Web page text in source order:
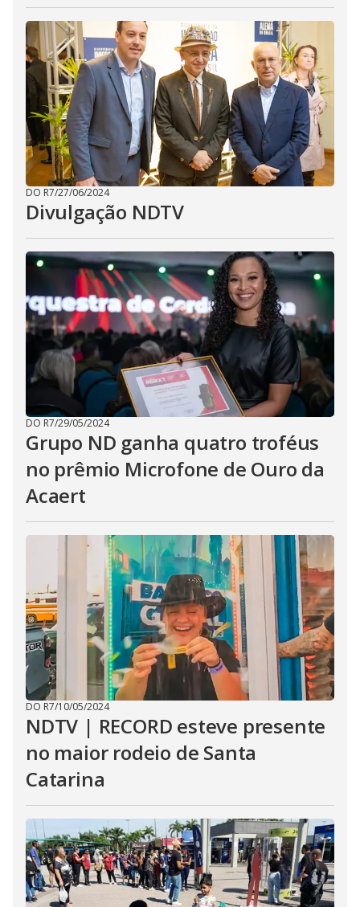
DO R7/27/06/2024
Divulgação NDTV
DO R7/29/05/2024
Grupo ND ganha quatro troféus
no prêmio Microfone de Ouro da
Acaert
DO R7/10/05/2024
NDTV | RECORD esteve presente
no maior rodeio de Santa
Catarina